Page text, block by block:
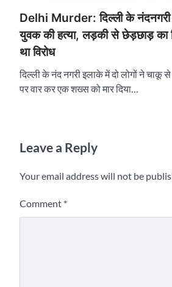
Delhi Murder: दिल्ली के
युवक की हत्या, लड़की से छेड़छाड़ का
था विरोध
दिल्ली के नंद नगरी इलाके में दो लोगों ने चाकू से
पर वार कर एक शख्स को मार दिया…
Leave a Reply
Your email address will not be
Comment *